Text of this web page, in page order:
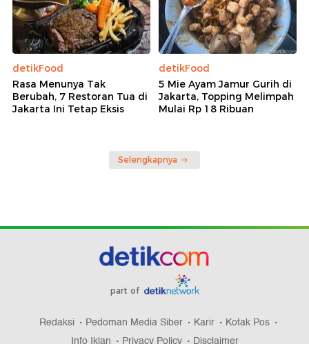
detikFood
Rasa Menunya Tak
Berubah, 7 Restoran Tua di
Jakarta Ini Tetap Eksis
detikFood
5 Mie Ayam Jamur Gurih di
Jakarta, Topping Melimpah
Mulai Rp 18 Ribuan
Selengkapnya
part of
Redaksi Pedoman Media Siber Karir
Kotak Pos
Info Iklan
Privacy Policy Disclaimer